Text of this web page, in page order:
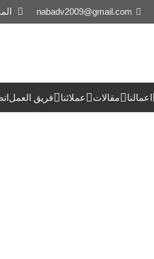
nabadv2009@gmail.com
اعمالنا مقالات عملائنا فريق العمل